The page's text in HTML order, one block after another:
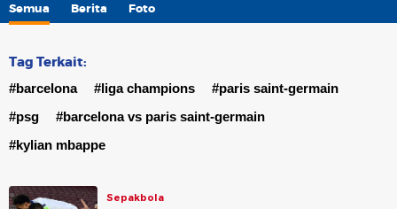
Semua Berita Foto
Tag Terkait:
#barcelona #liga champions
#paris saint-germain
#psg
#barcelona vs paris saint-germain
#kylian mbappe
Sepakbola